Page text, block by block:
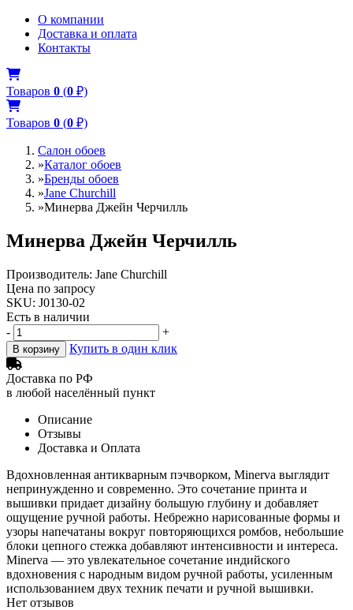
О компании
Доставка и оплата
Контакты
Товаров 0 (0 ₽)
Товаров 0 (0 ₽)
Салон обоев
»Каталог обоев
»Бренды обоев
»Jane Churchill
»Минерва Джейн Черчилль
Минерва Джейн Черчилль
Производитель: Jane Churchill
Цена по запросу
SKU: J0130-02
Есть в наличии
-
+
В корзину Купить в один клик
Доставка по РФ
в любой населённый пункт
Описание
Отзывы
Доставка и Оплата
Вдохновленная антикварным пэчворком, Minerva выглядит
непринужденно и современно. Это сочетание принта и
вышивки придает дизайну большую глубину и добавляет
ощущение ручной работы. Небрежно нарисованные формы и
узоры напечатаны вокруг повторяющихся ромбов, небольшие
блоки цепного стежка добавляют интенсивности и интереса.
Minerva — это увлекательное сочетание индийского
вдохновения с народным видом ручной работы, усиленным
использованием двух техник печати и ручной вышивки.
Нет отзывов